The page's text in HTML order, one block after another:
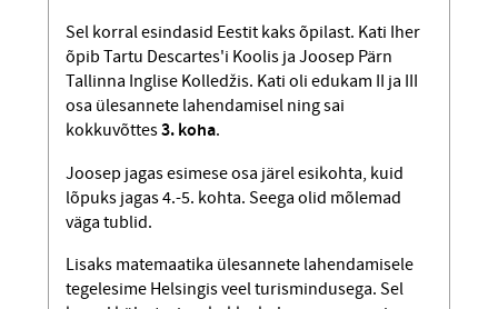
Sel korral esindasid Eestit kaks õpilast. Kati Iher
õpib Tartu Descartes'i Koolis ja Joosep Pärn
Tallinna Inglise Kolledžis. Kati oli edukam II ja III
osa ülesannete lahendamisel ning sai
kokkuvõttes3. koha.
Joosep jagas esimese osa järel esikohta, kuid
lõpuks jagas 4.-5. kohta. Seega olid mõlemad
väga tublid.
Lisaks matemaatika ülesannete lahend­amisele
tegelesime Helsingis veel turismindusega. Sel